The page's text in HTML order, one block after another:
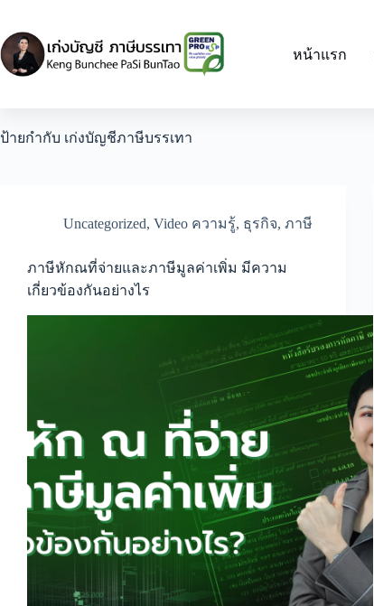
content
หน้าแรก
ป้ายกำกับ เก่งบัญชีภาษีบรรเทา
Uncategorized, Video ความรู้, ธุรกิจ, ภาษี
ภาษีหักณที่จ่ายและภาษีมูลค่าเพิ่ม มีความ
เกี่ยวข้องกันอย่างไร